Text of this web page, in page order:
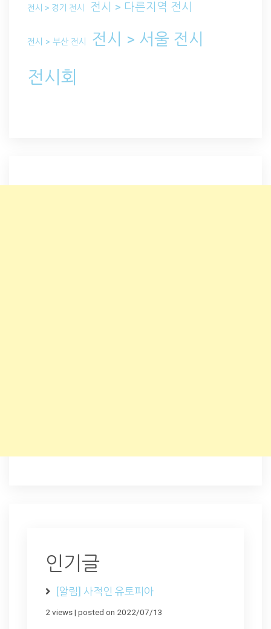
전시 > 경기 전시 전시 > 다른지역 전시
전시 > 부산 전시 전시 > 서울 전시
전시회
인기글
[알림] 사적인 유토피아
2 views| posted on 2022/07/13